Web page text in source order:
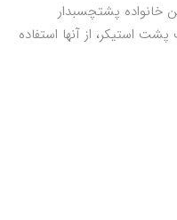
خانواده پشتچسبدار
استیکر، از آنها استفاده